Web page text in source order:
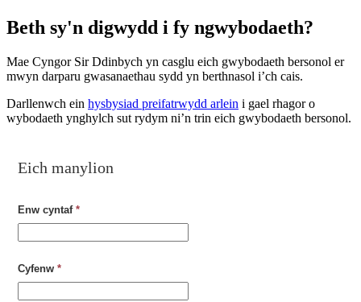
Beth sy'n digwydd i fy ngwybodaeth?
Mae Cyngor Sir Ddinbych yn casglu eich gwybodaeth bersonol er
mwyn darparu gwasanaethau sydd yn berthnasol i’ch cais.
Darllenwch ein hysbysiad preifatrwydd arlein i gael rhagor o
wybodaeth ynghylch sut rydym ni’n trin eich gwybodaeth bersonol.
Eich manylion
Enw cyntaf *
Cyfenw *